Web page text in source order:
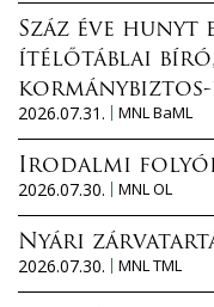
Száz éve
ítélőtáblai bíró,
2026.07.31.
MNL BaML
Irodalmi
2026.07.30.
MNL OL
Nyári
2026.07.30.
MNL TML